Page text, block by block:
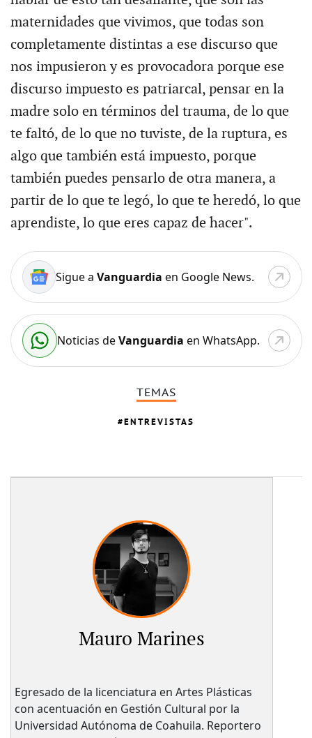
maternidades que vivimos, que todas son
completamente distintas a ese discurso que
nos impusieron y es provocadora porque ese
discurso impuesto es patriarcal, pensar en la
madre solo en términos del trauma, de lo que
te faltó, de lo que no tuviste, de la ruptura, es
algo que también está impuesto, porque
también puedes pensarlo de otra manera, a
partir de lo que te legó, lo que te heredó, lo que
aprendiste, lo que eres capaz de hacer".
Sigue a Vanguardia en Google News.
Noticias deVanguardia en WhatsApp.
TEMAS
ENTREVISTAS
Mauro Marines
Egresado de la licenciatura en Artes Plásticas
con acentuación en Gestión Cultural por la
Universidad Autónoma de Coahuila. Reportero